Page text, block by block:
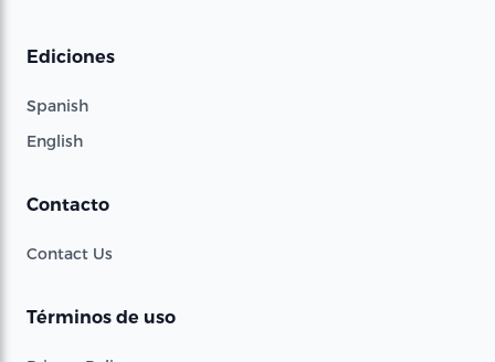
Ediciones
Spanish
English
Contacto
Contact Us
Términos de uso